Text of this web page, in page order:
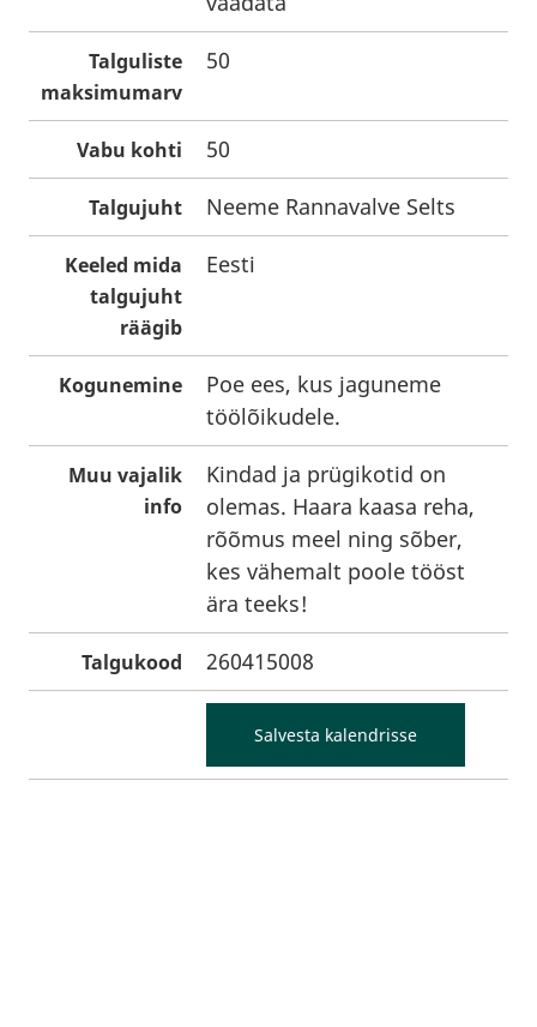
Talguliste
maksimumarv
50
Vabu kohti 50
Talgujuht Neeme Rannavalve Selts
Keeled mida
talgujuht
räägib
Eesti
Kogunemine
Poe ees, kus jaguneme
töölõikudele.
Muu vajalik
info
Kindad ja prügikotid on
olemas. Haara kaasa reha,
rõõmus meel ning sõber,
kes vähemalt poole tööst
ära teeks!
Talgukood 260415008
Salvesta kalendrisse